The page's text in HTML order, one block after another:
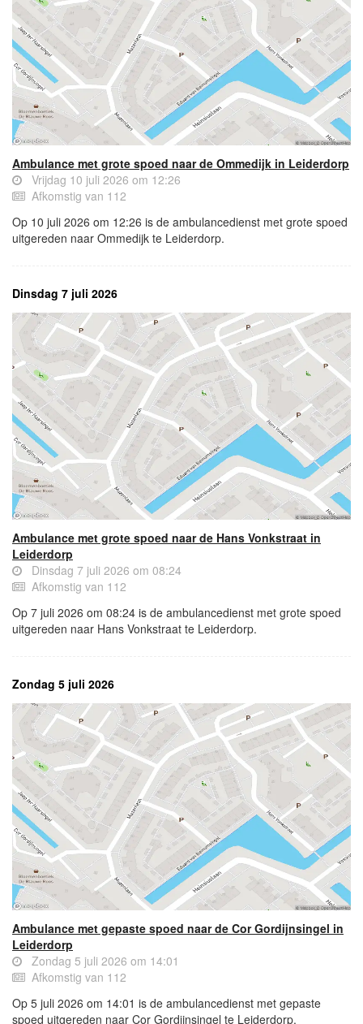
Ambulance met grote spoed naar de Ommedijk in Leiderdorp
Vrijdag 10 juli 2026 om 12:26
Afkomstig van 112
Op 10 juli 2026 om 12:26 is de ambulancedienst met grote spoed
uitgereden naar Ommedijk te Leiderdorp.
Dinsdag 7 juli 2026
Ambulance met grote spoed naar de Hans Vonkstraat in
Leiderdorp
Dinsdag 7 juli 2026 om 08:24
Afkomstig van 112
Op 7 juli 2026 om 08:24 is de ambulancedienst met grote spoed
uitgereden naar Hans Vonkstraat te Leiderdorp.
Zondag 5 juli 2026
Ambulance met gepaste spoed naar de Cor Gordijnsingel in
Leiderdorp
Zondag 5 juli 2026 om 14:01
Afkomstig van 112
Op 5 juli 2026 om 14:01 is de ambulancedienst met gepaste
spoed uitgereden naar Cor Gordijnsingel te Leiderdorp.